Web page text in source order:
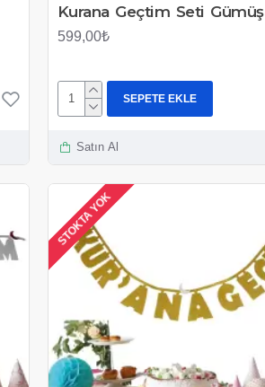
Kurana Geçtim Seti Gümüş
599,00₺
SEPETE EKLE
Satın Al
STOKTA YOK